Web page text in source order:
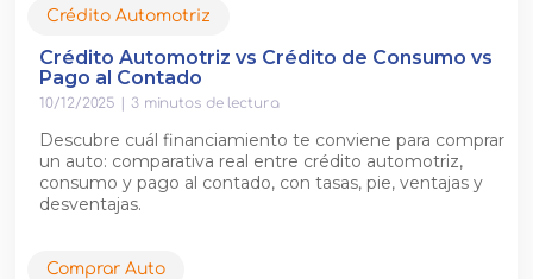
Crédito Automotriz
Crédito Automotriz vs Crédito de Consumo vs
Pago al Contado
10/12/2025 3 minutos de lectura
Descubre cuál financiamiento te conviene para comprar
un auto: comparativa real entre crédito automotriz,
consumo y pago al contado, con tasas, pie, ventajas y
desventajas.
Comprar Auto